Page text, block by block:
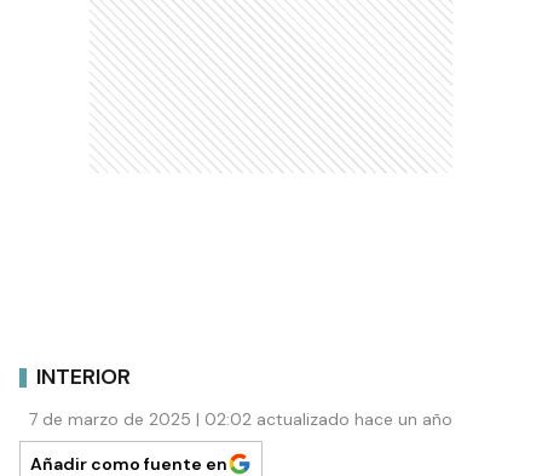
INTERIOR
7 de marzo de 2025 | 02:02 actualizado hace un año
Añadir como fuente en